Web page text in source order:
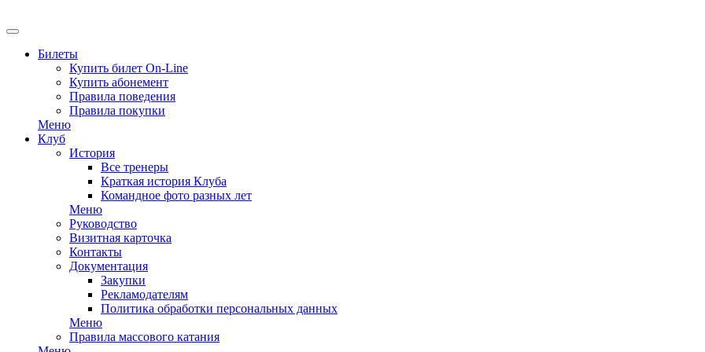
Билеты
Купить билет On-Line
Купить абонемент
Правила поведения
Правила покупки
Меню
Клуб
История
Все тренеры
Краткая история Клуба
Командное фото разных лет
Меню
Руководство
Визитная карточка
Контакты
Документация
Закупки
Рекламодателям
Политика обработки персональных данных
Меню
Правила массового катания